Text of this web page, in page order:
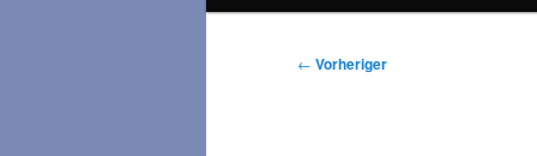
Beitragsnavigation
← Vorheriger